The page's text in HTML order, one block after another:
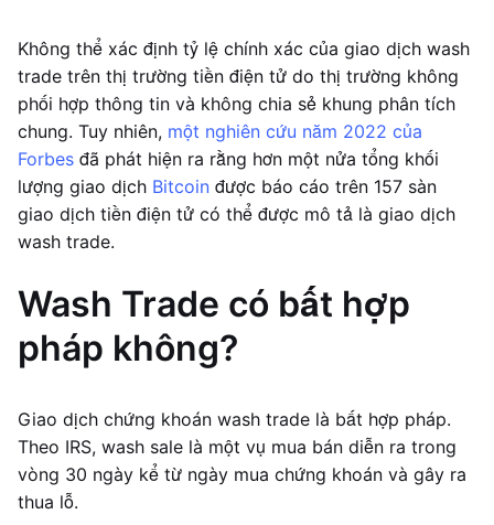
Không thể xác định tỷ lệ chính xác của giao dịch wash
trade trên thị trường tiền điện tử do thị trường không
phối hợp thông tin và không chia sẻ khung phân tích
chung. Tuy nhiên, một nghiên cứu năm 2022 của
Forbes đã phát hiện ra rằng hơn một nửa tổng khối
lượng giao dịch Bitcoin được báo cáo trên 157 sàn
giao dịch tiền điện tử có thể được mô tả là giao dịch
wash trade.
Wash Trade có bất hợp
pháp không?
Giao dịch chứng khoán wash trade là bất hợp pháp.
Theo IRS, wash sale là một vụ mua bán diễn ra trong
vòng 30 ngày kể từ ngày mua chứng khoán và gây ra
thua lỗ.